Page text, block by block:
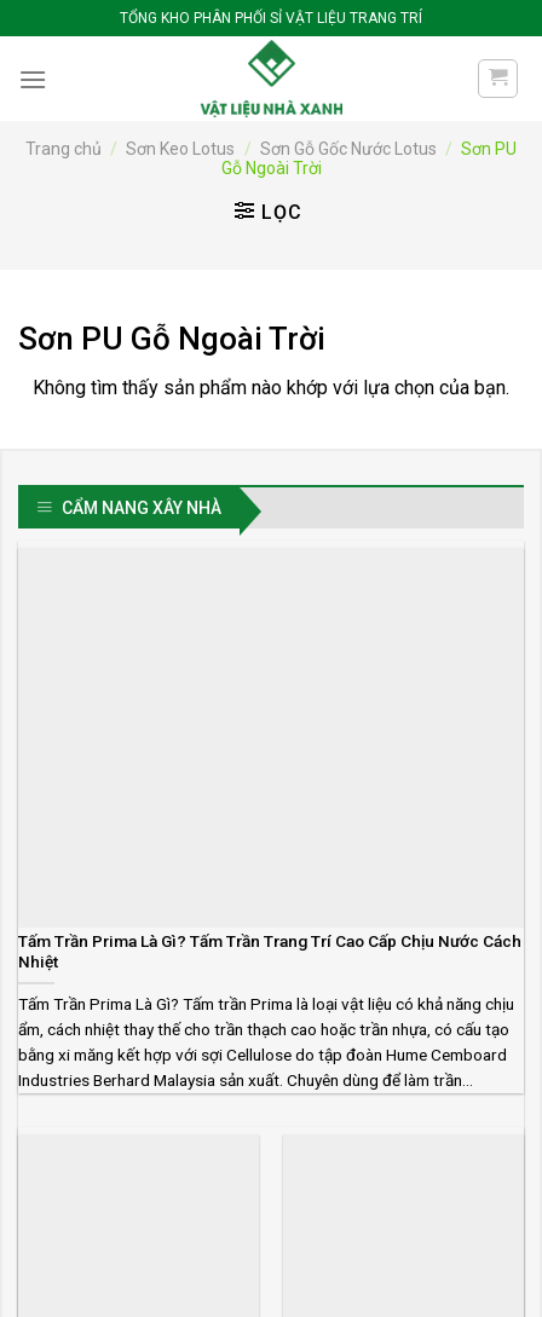
qua
nội
TỔNG KHO PHÂN PHỐI SỈ VẬT LIỆU TRANG TRÍ
Trang chủ / Sơn Keo Lotus / Sơn Gỗ Gốc Nước Lotus / Sơn PU
Gỗ Ngoài Trời
LỌC
Sơn PU Gỗ Ngoài Trời
Không tìm thấy sản phẩm nào khớp với lựa chọn của bạn.
CẨM NANG XÂY NHÀ
Tấm Trần Prima Là Gì? Tấm Trần Trang Trí Cao Cấp Chịu Nước Cách
Nhiệt
Tấm Trần Prima Là Gì? Tấm trần Prima là loại vật liệu có khả năng chịu
ẩm, cách nhiệt thay thế cho trần thạch cao hoặc trần nhựa, có cấu tạo
bằng xi măng kết hợp với sợi Cellulose do tập đoàn Hume Cemboard
Industries Berhard Malaysia sản xuất. Chuyên dùng để làm trần...